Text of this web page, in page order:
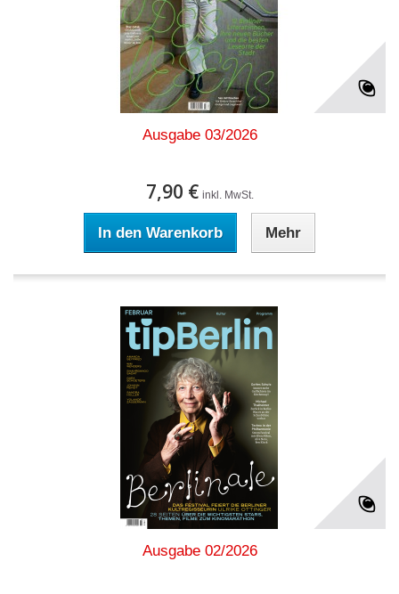
Ausgabe 03/2026
7,90 € inkl. MwSt.
In den Warenkorb Mehr
Ausgabe 02/2026